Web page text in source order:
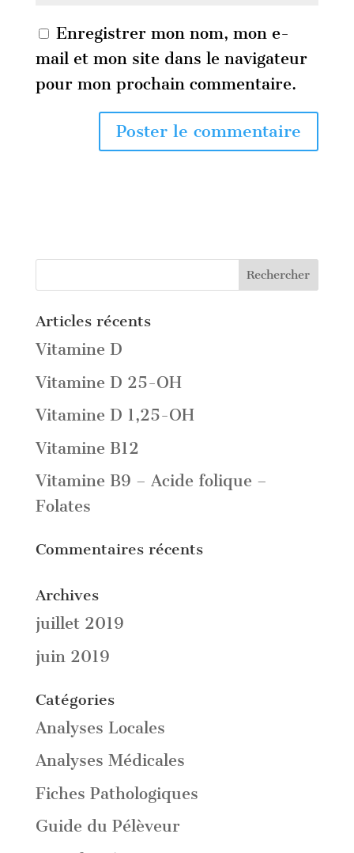
Enregistrer mon nom, mon e-
mail et mon site dans le navigateur
pour mon prochain commentaire.
Articles récents
Vitamine D
Vitamine D 25-OH
Vitamine D 1,25-OH
Vitamine B12
Vitamine B9 – Acide folique –
Folates
Commentaires récents
Archives
juillet 2019
juin 2019
Catégories
Analyses Locales
Analyses Médicales
Fiches Pathologiques
Guide du Pélèveur